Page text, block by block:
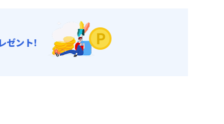
ゼント!